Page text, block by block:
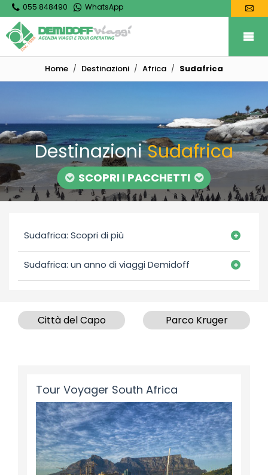
055 848490 WhatsApp
Home Destinazioni Africa Sudafrica
DestinazioniSudafrica
SCOPRI I PACCHETTI
Sudafrica: Scopri di più
Sudafrica: un anno di viaggi Demidoff
Città del Capo Parco Kruger
Tour Voyager South Africa